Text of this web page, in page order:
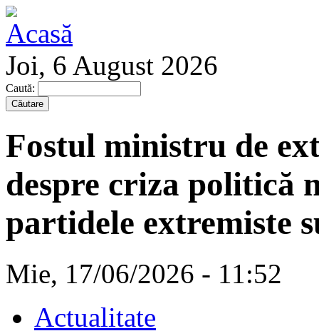
Joi, 6 August 2026
Caută:
Fostul ministru de
despre criza politică
partidele extremiste
Mie, 17/06/2026 - 11:52
Actualitate